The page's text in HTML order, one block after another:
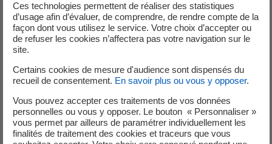
Demande de contrat en
complément de rémunération
Formulaire de demande de contrat en
complément de rémunération
Ces technologies permettent de réaliser des statistiques
d’usage afin d’évaluer, de comprendre, de rendre compte de la
façon dont vous utilisez le service. Votre choix d’accepter ou
de refuser les cookies n’affectera pas votre navigation sur le
site.
Certains cookies de mesure d'audience sont dispensés du
recueil de consentement. En savoir plus ou vous y opposer.
Vous pouvez accepter ces traitements de vos données
personnelles ou vous y opposer. Le bouton « Personnaliser »
vous permet par ailleurs de paramétrer individuellement les
finalités de traitement des cookies et traceurs que vous